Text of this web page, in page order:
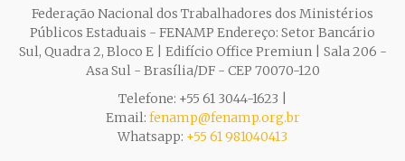
Federação Nacional dos Trabalhadores dos Ministérios
Públicos Estaduais - FENAMP Endereço: Setor Bancário
Sul, Quadra 2, Bloco E | Edifício Office Premiun | Sala 206 -
Asa Sul - Brasília/DF - CEP 70070-120
Telefone: +55 61 3044-1623 |
Email: fenamp@fenamp.org.br
Whatsapp: +55 61 981040413